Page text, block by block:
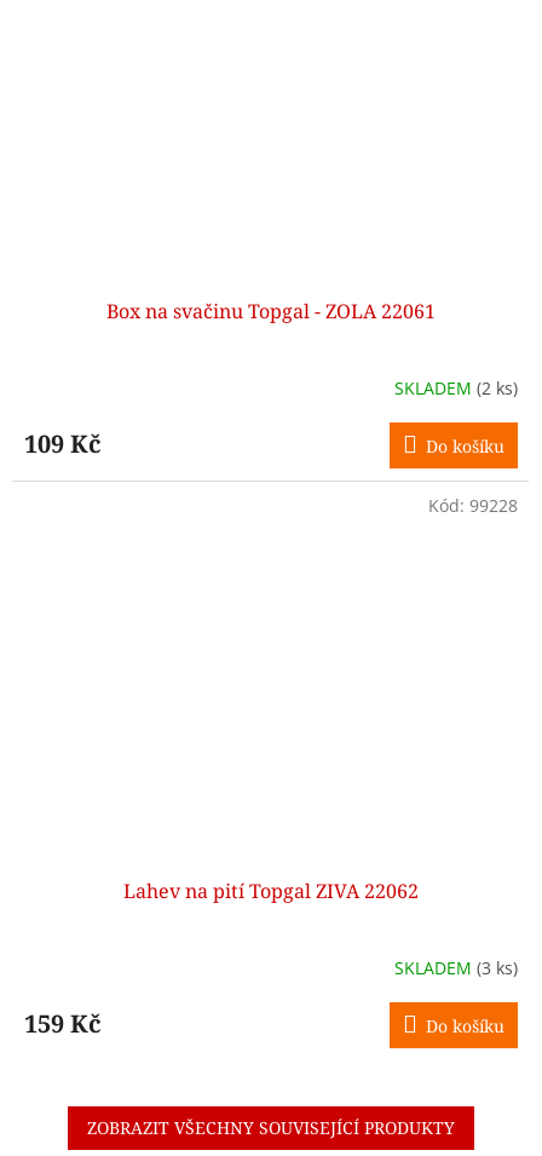
Box na svačinu Topgal - ZOLA 22061
SKLADEM (2 ks)
109 Kč Do košíku
Lahev na pití Topgal ZIVA 22062
SKLADEM (3 ks)
159 Kč Do košíku
Kód: 99228
ZOBRAZIT VŠECHNY SOUVISEJÍCÍ PRODUKTY